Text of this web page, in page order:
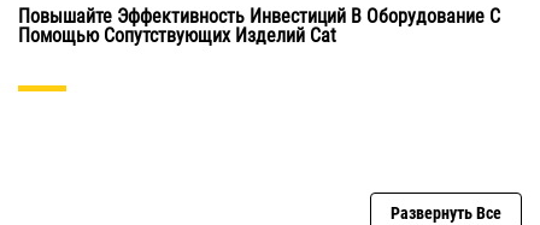
Повышайте Эффективность Инвестиций В Оборудование С
Помощью Сопутствующих Изделий Cat
Развернуть Все